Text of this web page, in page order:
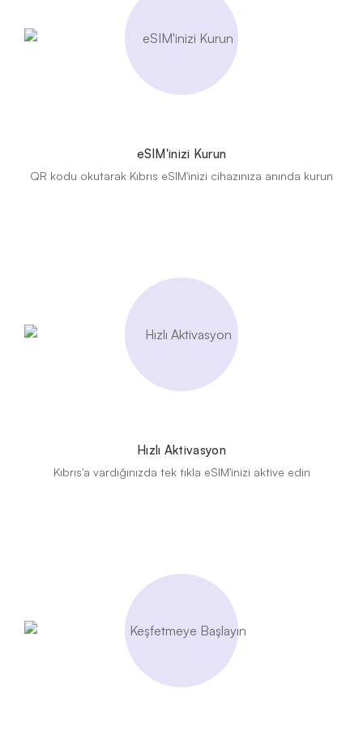
eSIM'inizi Kurun
QR kodu okutarak Kıbrıs eSIM'inizi cihazınıza anında kurun
Hızlı Aktivasyon
Kıbrıs'a vardığınızda tek tıkla eSIM'inizi aktive edin